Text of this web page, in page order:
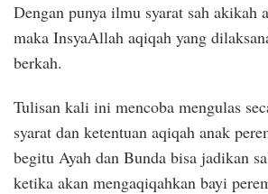
Dengan punya ilmu syarat sah akikah
maka InsyaAllah aqiqah yang
berkah.
Tulisan kali ini mencoba mengulas
syarat dan ketentuan aqiqah anak
begitu Ayah dan Bunda bisa jadikan
ketika akan mengaqiqahkan bayi